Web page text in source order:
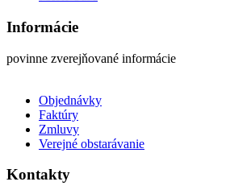
Informácie
povinne zverejňované informácie
Objednávky
Faktúry
Zmluvy
Verejné obstarávanie
Kontakty